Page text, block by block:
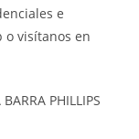
e
o visítanos en
PHILLIPS